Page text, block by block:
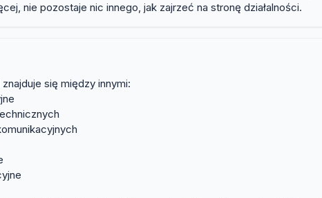
nie pozostaje nic innego, jak zajrzeć na stronę działalności.
się między innymi: